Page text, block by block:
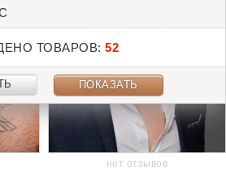
ТОВАРОВ:52
ПОКАЗАТЬ
нет отзывов